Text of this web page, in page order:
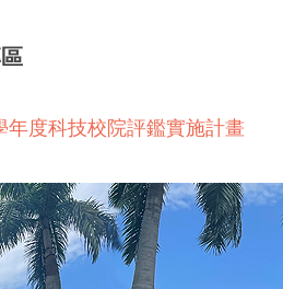
年度科技校院評鑑實施計畫